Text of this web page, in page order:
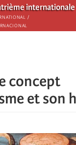
internationale
/
concept
et son